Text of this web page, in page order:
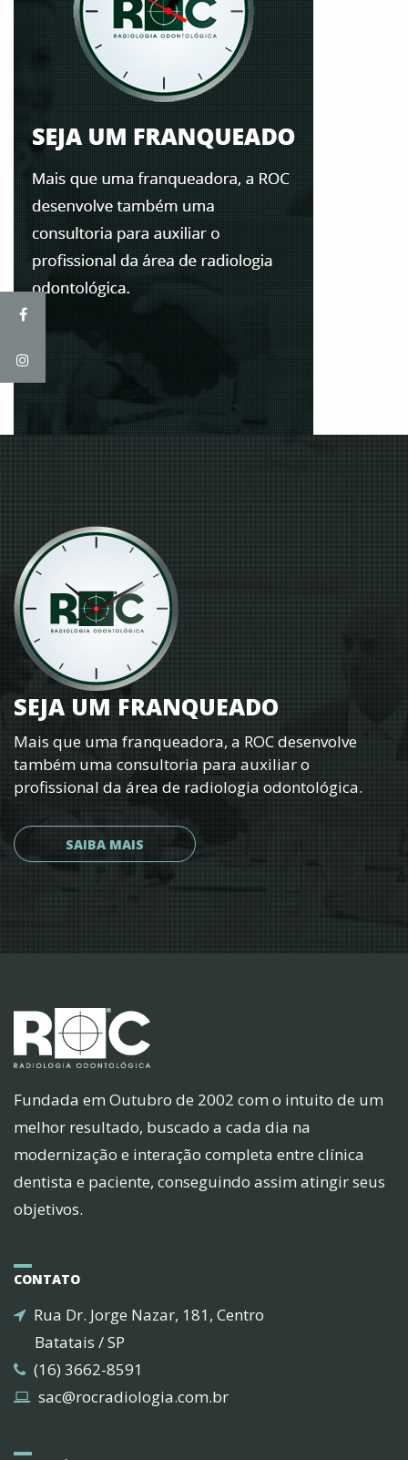
SEJA UM FRANQUEADO
Mais que uma franqueadora, a ROC desenvolve
também uma consultoria para auxiliar o
profissional da área de radiologia odontológica.
SAIBA MAIS
Fundada em Outubro de 2002 com o intuito de um
melhor resultado, buscado a cada dia na
modernização e interação completa entre clínica
dentista e paciente, conseguindo assim atingir seus
objetivos.
CONTATO
Rua Dr. Jorge Nazar, 181, Centro
Batatais / SP
(16) 3662-8591
sac@rocradiologia.com.br